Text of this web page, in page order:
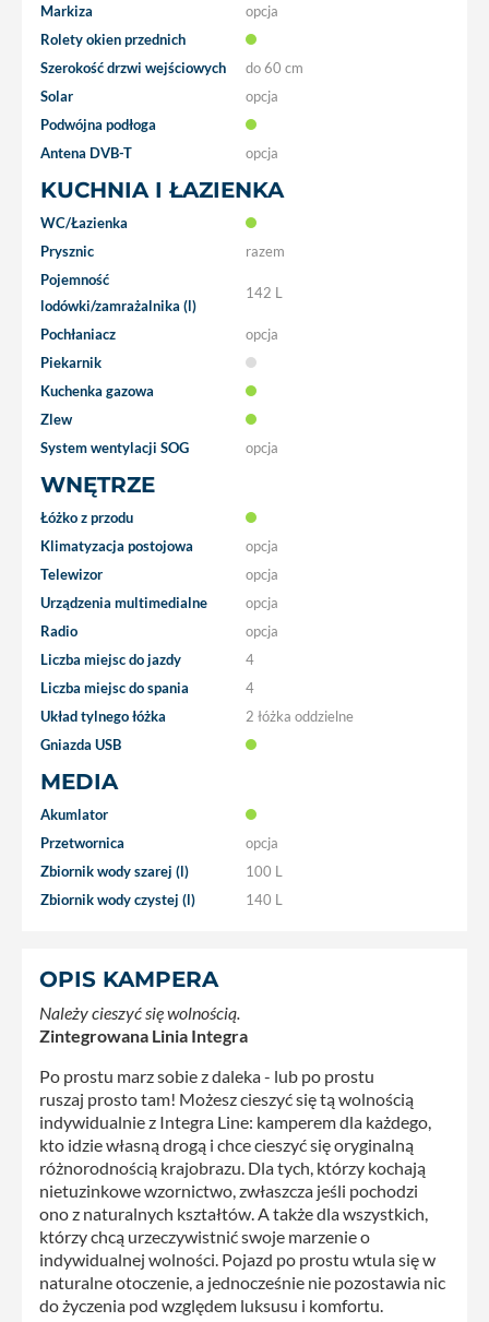
Markiza
opcja
Rolety okien przednich
Szerokość drzwi wejściowych
do 60 cm
Solar
opcja
Podwójna podłoga
Antena DVB-T
opcja
KUCHNIA I ŁAZIENKA
WC/Łazienka
Prysznic
razem
Pojemność
lodówki/zamrażalnika (l)
142 L
Pochłaniacz
opcja
Piekarnik
Kuchenka gazowa
Zlew
System wentylacji SOG
opcja
WNĘTRZE
Łóżko z przodu
Klimatyzacja postojowa
opcja
Telewizor
opcja
Urządzenia multimedialne
opcja
Radio
opcja
Liczba miejsc do jazdy
4
Liczba miejsc do spania
4
Układ tylnego łóżka
2 łóżka oddzielne
Gniazda USB
MEDIA
Akumlator
Przetwornica
opcja
Zbiornik wody szarej (l)
100 L
Zbiornik wody czystej (l)
140 L
OPIS KAMPERA
Należy cieszyć się wolnością.
Zintegrowana Linia Integra
Po prostu marz sobie z daleka - lub po prostu
ruszaj prosto tam! Możesz cieszyć się tą wolnością
indywidualnie z Integra Line: kamperem dla każdego,
kto idzie własną drogą i chce cieszyć się oryginalną
różnorodnością krajobrazu. Dla tych, którzy kochają
nietuzinkowe wzornictwo, zwłaszcza jeśli pochodzi
ono z naturalnych kształtów. A także dla wszystkich,
którzy chcą urzeczywistnić swoje marzenie o
indywidualnej wolności. Pojazd po prostu wtula się w
naturalne otoczenie, a jednocześnie nie pozostawia nic
do życzenia pod względem luksusu i komfortu.